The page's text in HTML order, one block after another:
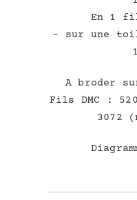
En 1
– sur une
A broder
Fils DMC :
3072